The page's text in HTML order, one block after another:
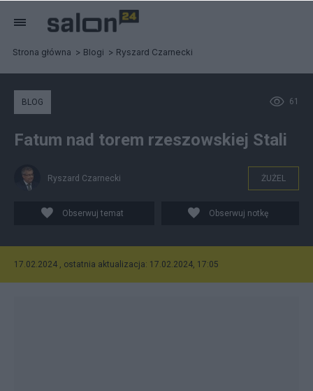
Strona główna Blogi Ryszard Czarnecki
61
BLOG
Fatum nad torem rzeszowskiej Stali
Ryszard Czarnecki ŻUŻEL
Obserwuj temat Obserwuj notkę
17.02.2024 , ostatnia aktualizacja: 17.02.2024, 17:05